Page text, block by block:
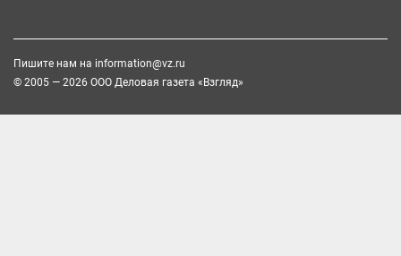
Пишите нам на information@vz.ru
© 2005 — 2026 ООО Деловая газета «Взгляд»